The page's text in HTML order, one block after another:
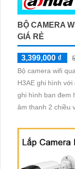
BỘ CAMERA
GIÁ RẺ
3,399,000 ₫
Bộ camera wifi
H3AE ghi hình
ghi hình ban đem
âm thanh 2 chiều
giám sát yêu cầu
thể đàm thoại